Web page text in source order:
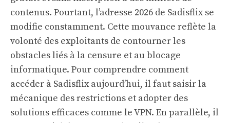
contenus. Pourtant, l’adresse 2026 de Sadisflix se
modifie constamment. Cette mouvance reflète la
volonté des exploitants de contourner les
obstacles liés à la censure et au blocage
informatique. Pour comprendre comment
accéder à Sadisflix aujourd’hui, il faut saisir la
mécanique des restrictions et adopter des
solutions efficaces comme le VPN. En parallèle, il